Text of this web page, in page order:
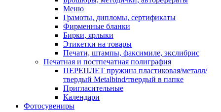
Меню
Грамоты, дипломы, сертификаты
Фирменные бланки
Бирки, ярлыки
Этикетки на товары
Печати, штампы, факсимиле, экслибрис
Печатная и постпечатная полиграфия
ПЕРЕПЛЕТ пружина пластиковая/металл/
твердый Metalbind/твердый в папке
Пригласительные
Календари
Фотосувениры